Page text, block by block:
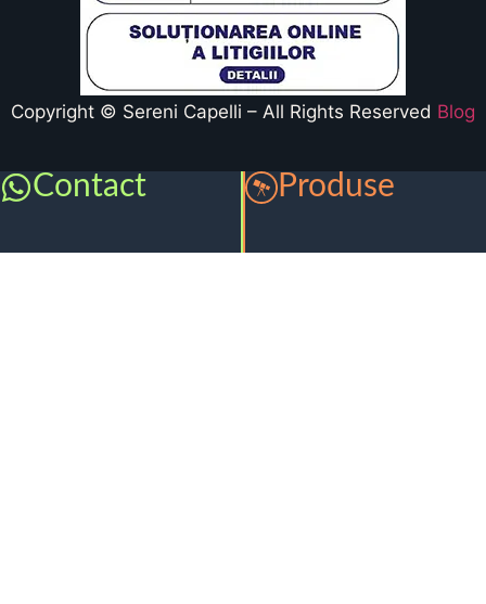
Copyright © Sereni Capelli – All Rights Reserved Blog
Contact Produse